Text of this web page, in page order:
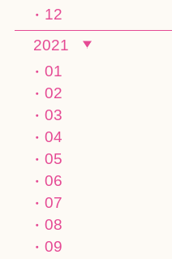
12
2021
01
02
03
04
05
06
07
08
09